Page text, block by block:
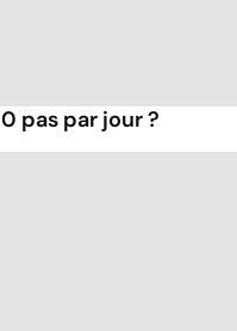
pas par jour ?